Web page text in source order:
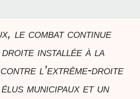
le combat continue
installée à la
l’extrême-droite
municipaux et un